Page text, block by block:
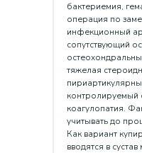
бактериемия,
операция по
инфекционный
сопутствующий
тяжелая
контролируемый
коагулопатия.
учитывать до
Как вариант
вводятся в